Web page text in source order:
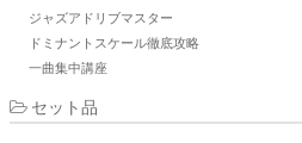
ジャズアドリブマスター
ドミナントスケール徹底攻略
一曲集中講座
セット品